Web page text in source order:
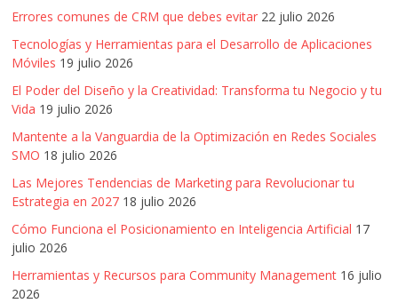
Digitales,
Publicitarias,
Clientes,
Innovación,
Tecnología,
Noticias,
Artículos,
Gente,
Contenidos
de
Calidad,
Eventos
Errores comunes de CRM que debes evitar 22 julio 2026
Tecnologías y Herramientas para el Desarrollo de Aplicaciones
Móviles 19 julio 2026
El Poder del Diseño y la Creatividad: Transforma tu Negocio y tu
Vida 19 julio 2026
Mantente a la Vanguardia de la Optimización en Redes Sociales
SMO 18 julio 2026
Las Mejores Tendencias de Marketing para Revolucionar tu
Estrategia en 2027 18 julio 2026
Cómo Funciona el Posicionamiento en Inteligencia Artificial 17
julio 2026
Herramientas y Recursos para Community Management 16 julio
2026